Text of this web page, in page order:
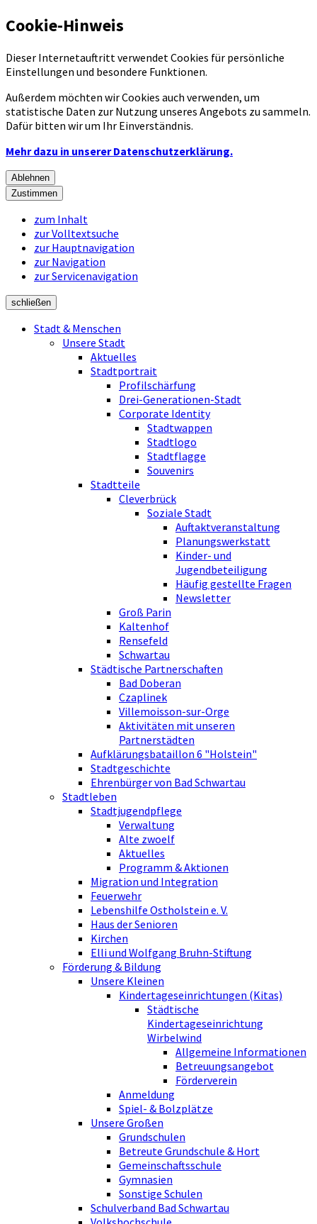
Cookie-Hinweis
Dieser Internetauftritt verwendet Cookies für persönliche
Einstellungen und besondere Funktionen.
Außerdem möchten wir Cookies auch verwenden, um
statistische Daten zur Nutzung unseres Angebots zu sammeln.
Dafür bitten wir um Ihr Einverständnis.
Mehr dazu in unserer Datenschutzerklärung.
Ablehnen
Zustimmen
zum Inhalt
zur Volltextsuche
zur Hauptnavigation
zur Navigation
zur Servicenavigation
schließen
Stadt & Menschen
Unsere Stadt
Aktuelles
Stadtportrait
Profilschärfung
Drei-Generationen-Stadt
Corporate Identity
Stadtwappen
Stadtlogo
Stadtflagge
Souvenirs
Stadtteile
Cleverbrück
Soziale Stadt
Auftaktveranstaltung
Planungswerkstatt
Kinder- und
Jugendbeteiligung
Häufig gestellte Fragen
Newsletter
Groß Parin
Kaltenhof
Rensefeld
Schwartau
Städtische Partnerschaften
Bad Doberan
Czaplinek
Villemoisson-sur-Orge
Aktivitäten mit unseren
Partnerstädten
Aufklärungsbataillon 6 "Holstein"
Stadtgeschichte
Ehrenbürger von Bad Schwartau
Stadtleben
Stadtjugendpflege
Verwaltung
Alte zwoelf
Aktuelles
Programm & Aktionen
Migration und Integration
Feuerwehr
Lebenshilfe Ostholstein e. V.
Haus der Senioren
Kirchen
Elli und Wolfgang Bruhn-Stiftung
Förderung & Bildung
Unsere Kleinen
Kindertageseinrichtungen (Kitas)
Städtische
Kindertageseinrichtung
Wirbelwind
Allgemeine Informationen
Betreuungsangebot
Förderverein
Anmeldung
Spiel- & Bolzplätze
Unsere Großen
Grundschulen
Betreute Grundschule & Hort
Gemeinschaftsschule
Gymnasien
Sonstige Schulen
Schulverband Bad Schwartau